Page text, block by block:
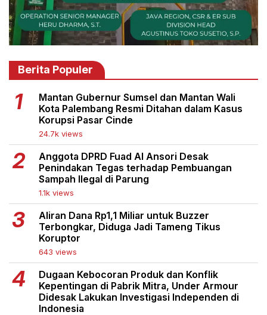
Berita Populer
Mantan Gubernur Sumsel dan Mantan Wali
Kota Palembang Resmi Ditahan dalam Kasus
Korupsi Pasar Cinde
24.7k views
Anggota DPRD Fuad Al Ansori Desak
Penindakan Tegas terhadap Pembuangan
Sampah Ilegal di Parung
1.1k views
Aliran Dana Rp1,1 Miliar untuk Buzzer
Terbongkar, Diduga Jadi Tameng Tikus
Koruptor
643 views
Dugaan Kebocoran Produk dan Konflik
Kepentingan di Pabrik Mitra, Under Armour
Didesak Lakukan Investigasi Independen di
Indonesia